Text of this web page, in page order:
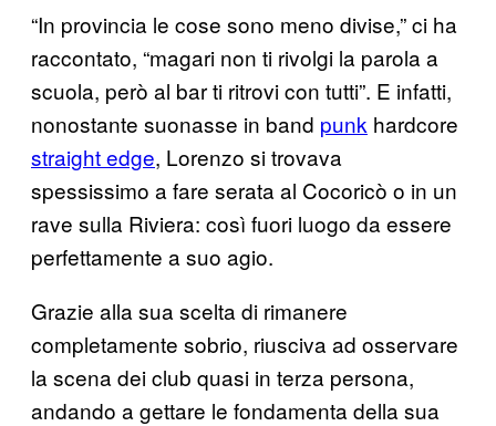
“In provincia le cose sono meno divise,” ci ha
raccontato, “magari non ti rivolgi la parola a
scuola, però al bar ti ritrovi con tutti”. E infatti,
nonostante suonasse in band punk hardcore
straight edge, Lorenzo si trovava
spessissimo a fare serata al Cocoricò o in un
rave sulla Riviera: così fuori luogo da essere
perfettamente a suo agio.
Grazie alla sua scelta di rimanere
completamente sobrio, riusciva ad osservare
la scena dei club quasi in terza persona,
andando a gettare le fondamenta della sua